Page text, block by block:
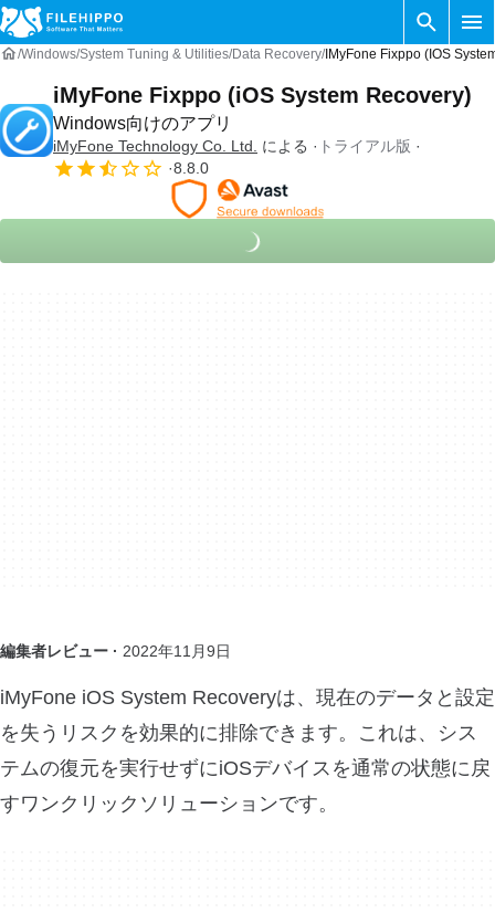
Windows System Tuning & Utilities Data Recovery IMyFone Fixppo (iOS
iMyFone Fixppo (iOS System Recovery)
Windows向けのアプリ
iMyFone Technology Co. Ltd. による
トライアル版
8.8.0
編集者レビュー · 2022年11月9日
iMyFone iOS System Recoveryは、現在のデータと設定
を失うリスクを効果的に排除できます。これは、シス
テムの復元を実行せずにiOSデバイスを通常の状態に戻
すワンクリックソリューションです。